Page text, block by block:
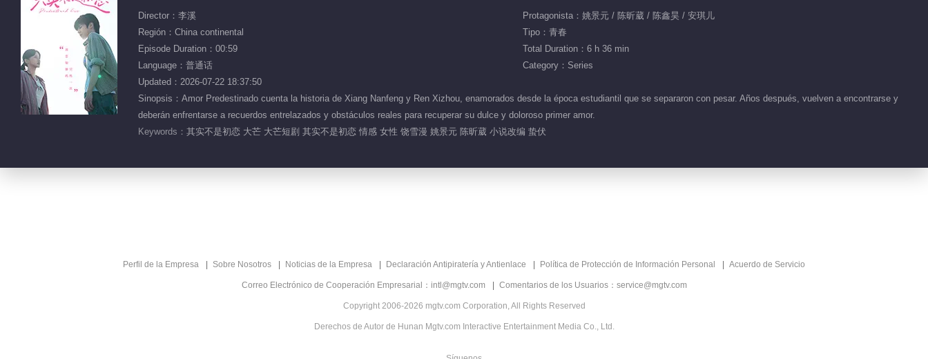
01:32
Clips EP 24 No.4
Director：李溪
Protagonista：姚景元 / 陈昕葳 / 陈鑫昊 / 安琪儿
Región：China continental
Tipo：青春
Episode Duration：00:59
Total Duration：6 h 36 min
Language：普通话
Category：Series
Updated：2026-07-22 18:37:50
Sinopsis：Amor Predestinado cuenta la historia de Xiang Nanfeng y Ren Xizhou, enamorados desde la época estudiantil que se separaron con pesar. Años después, vuelven a encontrarse y
deberán enfrentarse a recuerdos entrelazados y obstáculos reales para recuperar su dulce y doloroso primer amor.
Keywords： 其实不是初恋 大芒 大芒短剧 其实不是初恋 情感 女性 饶雪漫 姚景元 陈昕葳 小说改编 蛰伏
Perfil de la Empresa Sobre Nosotros Noticias de la Empresa Declaración Antipiratería y Antienlace Política de Protección de Información Personal Acuerdo de Servicio
Correo Electrónico de Cooperación Empresarial：intl@mgtv.com Comentarios de los Usuarios：service@mgtv.com
Copyright 2006-2026 mgtv.com Corporation, All Rights Reserved
Derechos de Autor de Hunan Mgtv.com Interactive Entertainment Media Co., Ltd.